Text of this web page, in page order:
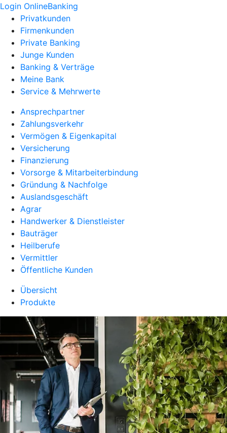
Login OnlineBanking
Privatkunden
Firmenkunden
Private Banking
Junge Kunden
Banking & Verträge
Meine Bank
Service & Mehrwerte
Ansprechpartner
Zahlungsverkehr
Vermögen & Eigenkapital
Versicherung
Finanzierung
Vorsorge & Mitarbeiterbindung
Gründung & Nachfolge
Auslandsgeschäft
Agrar
Handwerker & Dienstleister
Bauträger
Heilberufe
Vermittler
Öffentliche Kunden
Übersicht
Produkte